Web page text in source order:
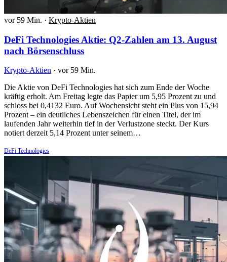
vor 59 Min. · Krypto-Aktien
DeFi Technologies Aktie: Q2-Zahlen am 13. August
nach Börsenschluss
Krypto-Aktien · vor 59 Min.
Die Aktie von DeFi Technologies hat sich zum Ende der Woche
kräftig erholt. Am Freitag legte das Papier um 5,95 Prozent zu und
schloss bei 0,4132 Euro. Auf Wochensicht steht ein Plus von 15,94
Prozent – ein deutliches Lebenszeichen für einen Titel, der im
laufenden Jahr weiterhin tief in der Verlustzone steckt. Der Kurs
notiert derzeit 5,14 Prozent unter seinem…
DeFi Technologies